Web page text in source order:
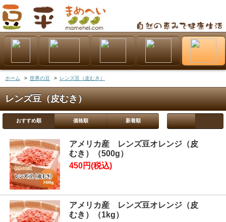
ホーム > 世界の豆 > レンズ豆（皮むき）
レンズ豆（皮むき）
おすすめ順 価格順 新着順
アメリカ産 レンズ豆オレンジ（皮
むき）（500g）
450円(税込)
アメリカ産 レンズ豆オレンジ（皮
むき）（1kg）